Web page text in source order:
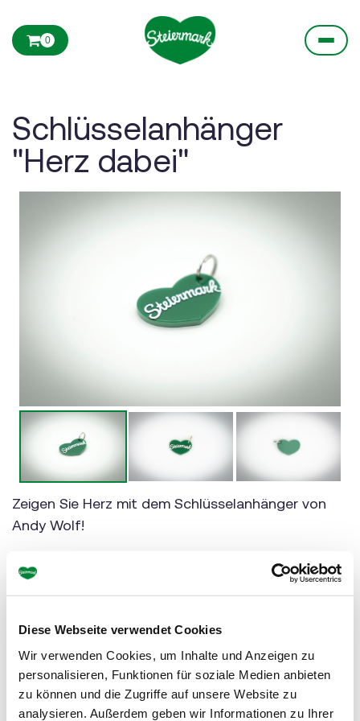
Diese Webseite verwendet Cookies
Wir verwenden Cookies, um Inhalte und Anzeigen zu
personalisieren, Funktionen für soziale Medien anbieten
zu können und die Zugriffe auf unsere Website zu
analysieren. Außerdem geben wir Informationen zu Ihrer
0
Schlüsselanhänger
"Herz dabei"
Zeigen Sie Herz mit dem Schlüsselanhänger von
Andy Wolf!
Andy Wolf x Steiermark:
- inklusive Schlüsselring